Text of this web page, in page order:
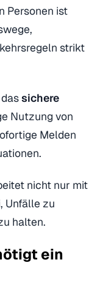
Personen ist
strikt
sichere
Nutzung von
Melden
nicht nur mit
Unfälle zu
halten.
ein